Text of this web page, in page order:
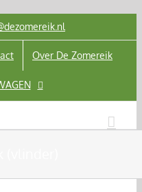
Over De Zomereik